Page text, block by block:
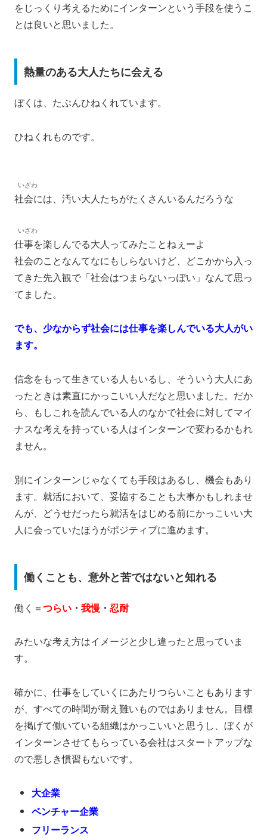
をじっくり考えるためにインターンという手段を使うこ
とは良いと思いました。
熱量のある大人たちに会える
ぼくは、たぶんひねくれています。
ひねくれものです。
いざわ
社会には、汚い大人たちがたくさんいるんだろうな
いざわ
仕事を楽しんでる大人ってみたことねぇーよ
社会のことなんてなにもしらないけど、どこかから入っ
てきた先入観で「社会はつまらないっぽい」なんて思っ
てました。
でも、少なからず社会には仕事を楽しんでいる大人がい
ます。
信念をもって生きている人もいるし、そういう大人にあ
ったときは素直にかっこいい人だなと思いました。だか
ら、もしこれを読んでいる人のなかで社会に対してマイ
ナスな考えを持っている人はインターンで変わるかもれ
ません。
別にインターンじゃなくても手段はあるし、機会もあり
ます。就活において、妥協することも大事かもしれませ
んが、どうせだったら就活をはじめる前にかっこいい大
人に会っていたほうがポジティブに進めます。
働くことも、意外と苦ではないと知れる
働く＝つらい ・ 我慢 ・ 忍耐
みたいな考え方はイメージと少し違ったと思っていま
す。
確かに、仕事をしていくにあたりつらいこともあります
が、すべての時間が耐え難いものではありません。目標
を掲げて働いている組織はかっこいいと思うし、ぼくが
インターンさせてもらっている会社はスタートアップな
ので悪しき慣習もないです。
大企業
ベンチャー企業
フリーランス